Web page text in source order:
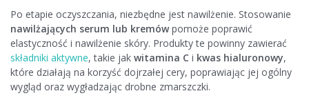
Po etapie oczyszczania, niezbędne jest nawilżenie. Stosowanie
nawilżających serum lub kremów pomoże poprawić
elastyczność i nawilżenie skóry. Produkty te powinny zawierać
składniki aktywne, takie jak witamina C i kwas hialuronowy,
które działają na korzyść dojrzałej cery, poprawiając jej ogólny
wygląd oraz wygładzając drobne zmarszczki.